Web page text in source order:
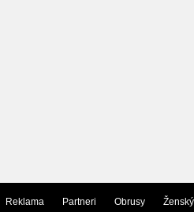
Reklama Partneri Obrusy